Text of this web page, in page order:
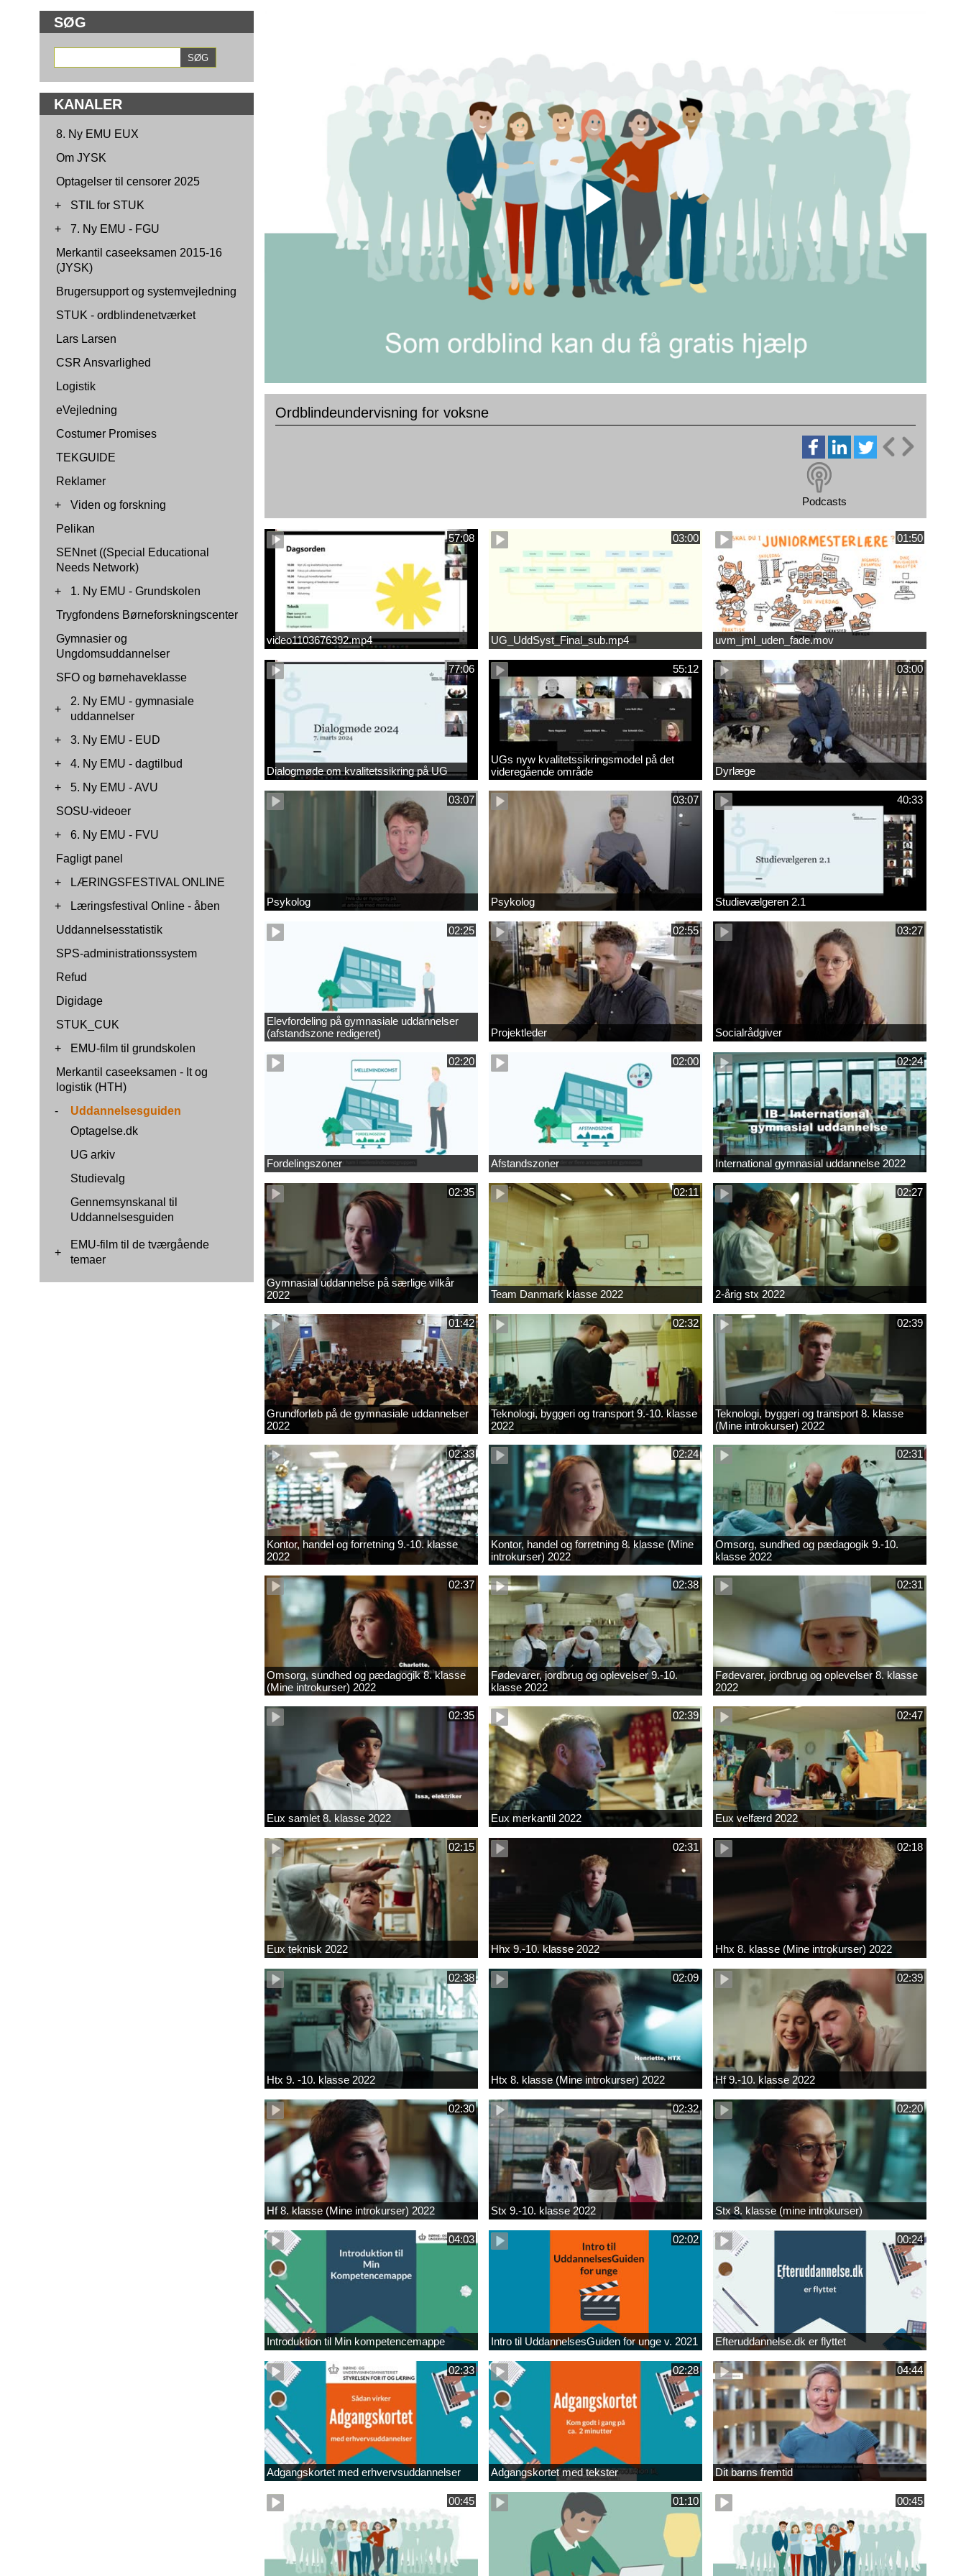
SØG
KANALER
8. Ny EMU EUX
Om JYSK
Optagelser til censorer 2025
+
STIL for STUK
+
7. Ny EMU - FGU
Merkantil caseeksamen 2015-16
(JYSK)
Brugersupport og systemvejledning
STUK - ordblindenetværket
Lars Larsen
CSR Ansvarlighed
Logistik
eVejledning
Costumer Promises
TEKGUIDE
Reklamer
+
Viden og forskning
Pelikan
SENnet ((Special Educational
Needs Network)
+
1. Ny EMU - Grundskolen
Trygfondens Børneforskningscenter
Gymnasier og
Ungdomsuddannelser
SFO og børnehaveklasse
+
2. Ny EMU - gymnasiale
uddannelser
+
3. Ny EMU - EUD
+
4. Ny EMU - dagtilbud
+
5. Ny EMU - AVU
SOSU-videoer
+
6. Ny EMU - FVU
Fagligt panel
+
LÆRINGSFESTIVAL ONLINE
+
Læringsfestival Online - åben
Uddannelsesstatistik
SPS-administrationssystem
Refud
Digidage
STUK_CUK
+
EMU-film til grundskolen
Merkantil caseeksamen - It og
logistik (HTH)
-
Uddannelsesguiden
Optagelse.dk
UG arkiv
Studievalg
Gennemsynskanal til
Uddannelsesguiden
+
EMU-film til de tværgående
temaer
Ordblindeundervisning for voksne
Podcasts
57:08
video1103676392.mp4
03:00
UG_UddSyst_Final_sub.mp4
01:50
uvm_jml_uden_fade.mov
77:06
Dialogmøde om kvalitetssikring på UG
55:12
UGs nyw kvalitetssikringsmodel på det
videregående område
03:00
Dyrlæge
03:07
Psykolog
03:07
Psykolog
40:33
Studievælgeren 2.1
02:25
Elevfordeling på gymnasiale uddannelser
(afstandszone redigeret)
02:55
Projektleder
03:27
Socialrådgiver
02:20
Fordelingszoner
02:00
Afstandszoner
02:24
International gymnasial uddannelse 2022
02:35
Gymnasial uddannelse på særlige vilkår
2022
02:11
Team Danmark klasse 2022
02:27
2-årig stx 2022
01:42
Grundforløb på de gymnasiale uddannelser
2022
02:32
Teknologi, byggeri og transport 9.-10. klasse
2022
02:39
Teknologi, byggeri og transport 8. klasse
(Mine introkurser) 2022
02:33
Kontor, handel og forretning 9.-10. klasse
2022
02:24
Kontor, handel og forretning 8. klasse (Mine
introkurser) 2022
02:31
Omsorg, sundhed og pædagogik 9.-10.
klasse 2022
02:37
Omsorg, sundhed og pædagogik 8. klasse
(Mine introkurser) 2022
02:38
Fødevarer, jordbrug og oplevelser 9.-10.
klasse 2022
02:31
Fødevarer, jordbrug og oplevelser 8. klasse
2022
02:35
Eux samlet 8. klasse 2022
02:39
Eux merkantil 2022
02:47
Eux velfærd 2022
02:15
Eux teknisk 2022
02:31
Hhx 9.-10. klasse 2022
02:18
Hhx 8. klasse (Mine introkurser) 2022
02:38
Htx 9. -10. klasse 2022
02:09
Htx 8. klasse (Mine introkurser) 2022
02:39
Hf 9.-10. klasse 2022
02:30
Hf 8. klasse (Mine introkurser) 2022
02:32
Stx 9.-10. klasse 2022
02:20
Stx 8. klasse (mine introkurser)
04:03
Introduktion til Min kompetencemappe
02:02
Intro til UddannelsesGuiden for unge v. 2021
00:24
Efteruddannelse.dk er flyttet
02:33
Adgangskortet med erhvervsuddannelser
02:28
Adgangskortet med tekster
04:44
Dit barns fremtid
00:45 01:10 00:45